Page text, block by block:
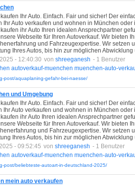
Ihr Auto. Einfach. Fair und sicher! Der
Ihr Auto verkaufen und wohnen in München
ihr Auto Ihren idealen Ansprechpartner
Webseite für Ihren Autoverkauf. Wir bieten
und Fahrzeugexpertise. Wir setzen
Ihres Autos, bis hin zur möglichen Abwicklung
- 12:40:30 von shreeganesh - 1 Benutzer
autoverkauf-muenchen muenchen-auto-
post/aquaplaning-gefahr-bei-naesse/
und Umgebung
Ihr Auto. Einfach. Fair und sicher! Der
Ihr Auto verkaufen und wohnen in München
ihr Auto Ihren idealen Ansprechpartner
Webseite für Ihren Autoverkauf. Wir bieten
und Fahrzeugexpertise. Wir setzen
Ihres Autos, bis hin zur möglichen Abwicklung
- 09:52:45 von shreeganesh - 1 Benutzer
autoverkauf-muenchen muenchen-auto-
post/beliebteste-autoart-in-deutschland-2025/
mein auto verkaufen